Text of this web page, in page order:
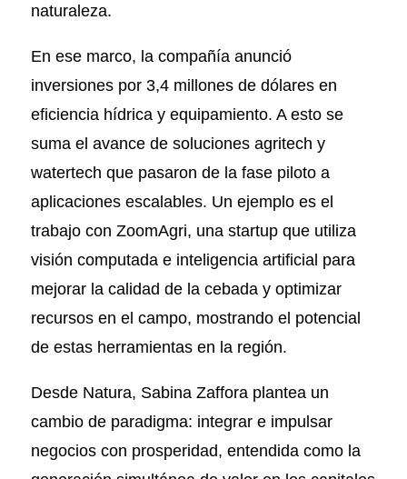
naturaleza.
En ese marco, la compañía anunció
inversiones por 3,4 millones de dólares en
eficiencia hídrica y equipamiento. A esto se
suma el avance de soluciones agritech y
watertech que pasaron de la fase piloto a
aplicaciones escalables. Un ejemplo es el
trabajo con ZoomAgri, una startup que utiliza
visión computada e inteligencia artificial para
mejorar la calidad de la cebada y optimizar
recursos en el campo, mostrando el potencial
de estas herramientas en la región.
Desde Natura, Sabina Zaffora plantea un
cambio de paradigma: integrar e impulsar
negocios con prosperidad, entendida como la